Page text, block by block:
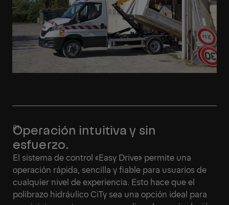
Operación intuitiva y sin
esfuerzo.
El sistema de control «Easy Drive» permite una
operación rápida, sencilla y fiable para usuarios de
cualquier nivel de experiencia. Esto hace que el
polibrazo hidráulico CiTy sea una opción ideal para